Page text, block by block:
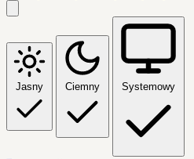
Jasny Ciemny Systemowy